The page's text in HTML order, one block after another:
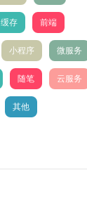
缓存 前端
小程序 微服务
随笔 云服务
其他